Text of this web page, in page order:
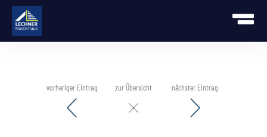
vorheriger Eintrag zur Übersicht nächster Eintrag